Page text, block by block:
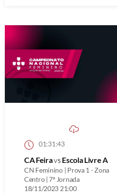
01:31:43
CA Feiravs Escola Livre A
CN Feminino | Prova 1 - Zona
Centro | 7ª Jornada
18/11/2023 21:00